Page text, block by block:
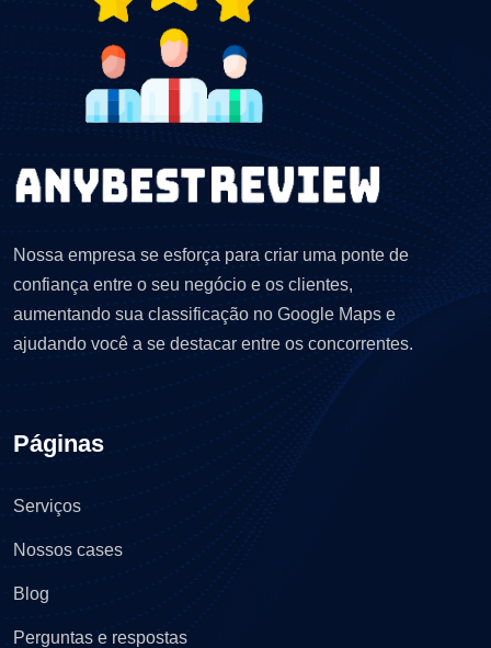
Nossa empresa se esforça para criar uma ponte de
confiança entre o seu negócio e os clientes,
aumentando sua classificação no Google Maps e
ajudando você a se destacar entre os concorrentes.
Páginas
Serviços
Nossos cases
Blog
Perguntas e respostas